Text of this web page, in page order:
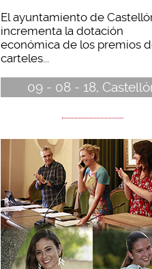
El ayuntamiento de
incrementa la dotación
económica de los premios
carteles...
09 - 08 - 18,